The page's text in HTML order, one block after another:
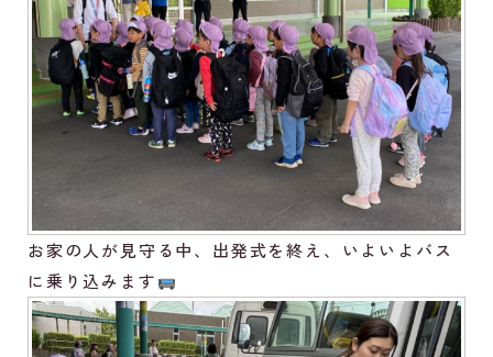
お家の人が見守る中、出発式を終え、いよいよバス
に乗り込みます